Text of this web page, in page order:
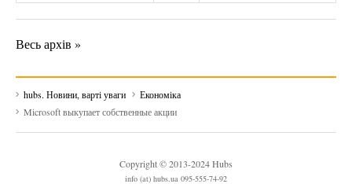
Весь архів »
hubs. Новини, варті уваги
Економіка
Microsoft выкупает собственные акции
Copyright © 2013-2024 Hubs
info (at) hubs.ua 095-555-74-92